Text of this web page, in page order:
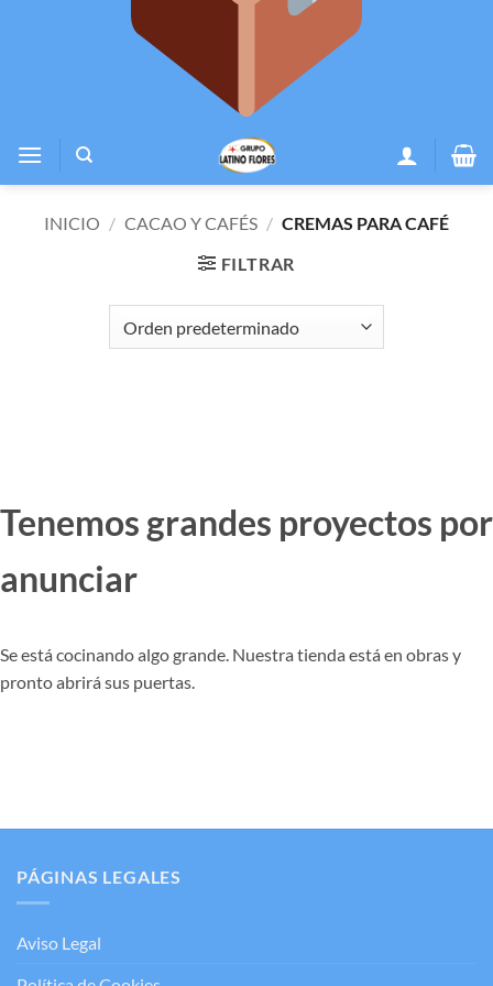
INICIO / CACAO Y CAFÉS / CREMAS PARA CAFÉ
FILTRAR
Tenemos grandes proyectos por
anunciar
Se está cocinando algo grande. Nuestra tienda está en obras y
pronto abrirá sus puertas.
PÁGINAS LEGALES
Aviso Legal